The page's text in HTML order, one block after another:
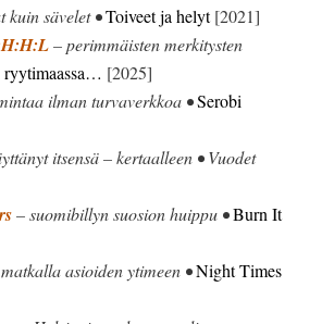
kuin sävelet •Toiveet ja helyt[2021]
– perimmäisten merkitysten
[2025]
ilman turvaverkkoa •Serobi
itsensä – kertaalleen • Vuodet
– suomibillyn suosion huippu •Burn It
asioiden ytimeen •Night Times